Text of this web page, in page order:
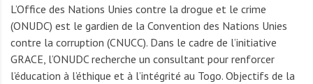
L’Office des Nations Unies contre la drogue et le crime
(ONUDC) est le gardien de la Convention des Nations Unies
contre la corruption (CNUCC). Dans le cadre de l’initiative
GRACE, l’ONUDC recherche un consultant pour renforcer
l’éducation à l’éthique et à l’intégrité au Togo. Objectifs de la